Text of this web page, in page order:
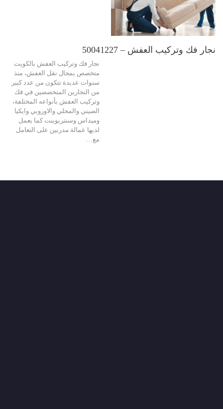
نجار فك وتركيب العفش – 50041227
نجار فك وتركيب العفش بالكويت
متخصص بمجال نقل العفش، منذ
سنوات عديدة تتكون من عدد كبير
من النجارين المتخصصين في فك
وتركيب العفش بأنواعه المختلفة،
الصيني والمحلي والاوروبي وايكيا
وميداس وسنتربوينت كما يعمل
لديها عمالة مدربين على التعامل
مع…